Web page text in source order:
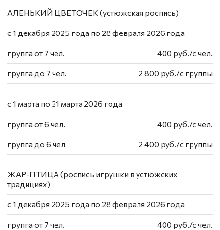
АЛЕНЬКИЙ ЦВЕТОЧЕК (устюжская роспись)
с 1 декабря 2025 года по 28 февраля 2026 года
группа от 7 чел. 400 руб./с чел.
группа до 7 чел. 2 800 руб./с группы
с 1 марта по 31 марта 2026 года
группа от 6 чел. 400 руб./с чел.
группа до 6 чел 2 400 руб./с группы
ЖАР-ПТИЦА (роспись игрушки в устюжских
традициях)
с 1 декабря 2025 года по 28 февраля 2026 года
группа от 7 чел. 400 руб./с чел.